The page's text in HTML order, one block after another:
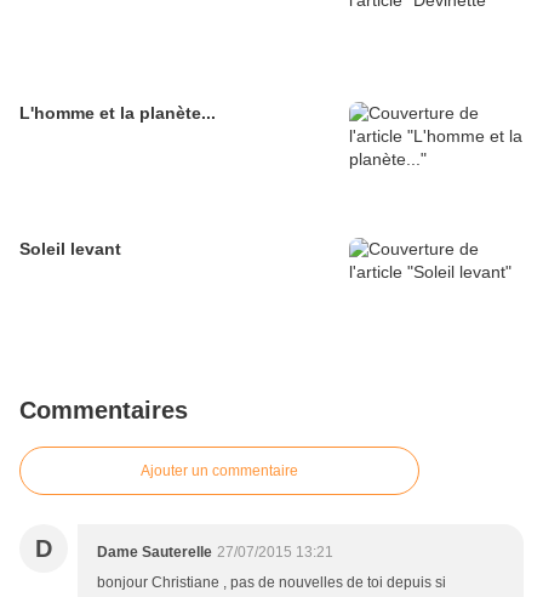
L'homme et la planète...
Soleil levant
Commentaires
Ajouter un commentaire
D Dame Sauterelle 27/07/2015 13:21
bonjour Christiane , pas de nouvelles de toi depuis si